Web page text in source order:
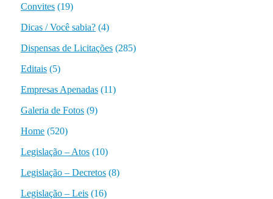
Convites(19)
Dicas / Você sabia?(4)
Dispensas de Licitações(285)
Editais(5)
Empresas Apenadas(11)
Galeria de Fotos(9)
Home(520)
Legislação – Atos(10)
Legislação – Decretos(8)
Legislação – Leis(16)